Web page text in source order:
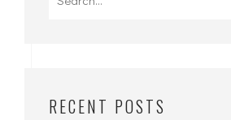
RECENT POSTS